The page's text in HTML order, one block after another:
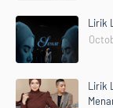
Lirik
Lirik